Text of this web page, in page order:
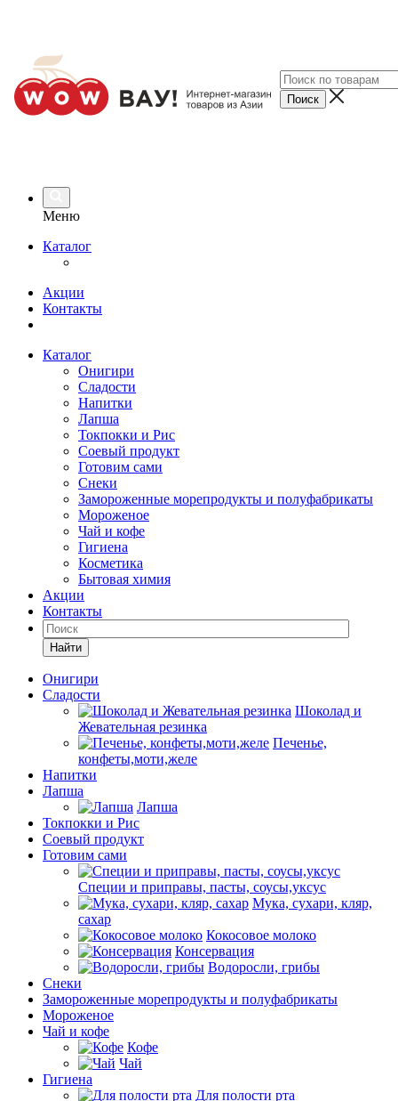
Меню
Каталог
Акции
Контакты
Каталог
Онигири
Сладости
Напитки
Лапша
Токпокки и Рис
Соевый продукт
Готовим сами
Снеки
Замороженные морепродукты и полуфабрикаты
Мороженое
Чай и кофе
Гигиена
Косметика
Бытовая химия
Акции
Контакты
Найти
Онигири
Сладости
Шоколад и
Жевательная резинка
Печенье,
конфеты,моти,желе
Напитки
Лапша
Лапша
Токпокки и Рис
Соевый продукт
Готовим сами
Специи и приправы, пасты, соусы,уксус
Мука, сухари, кляр,
сахар
Кокосовое молоко
Консервация
Водоросли, грибы
Снеки
Замороженные морепродукты и полуфабрикаты
Мороженое
Чай и кофе
Кофе
Чай
Гигиена
Для полости рта